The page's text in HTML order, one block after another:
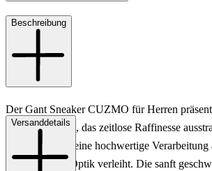
Beschreibung
Der Gant Sneaker CUZMO für Herren
eleganten Beige, das zeitlose Raffinesse
besticht durch seine hochwertige
eine luxuriöse Optik verleiht. Die sanft
Versanddetails